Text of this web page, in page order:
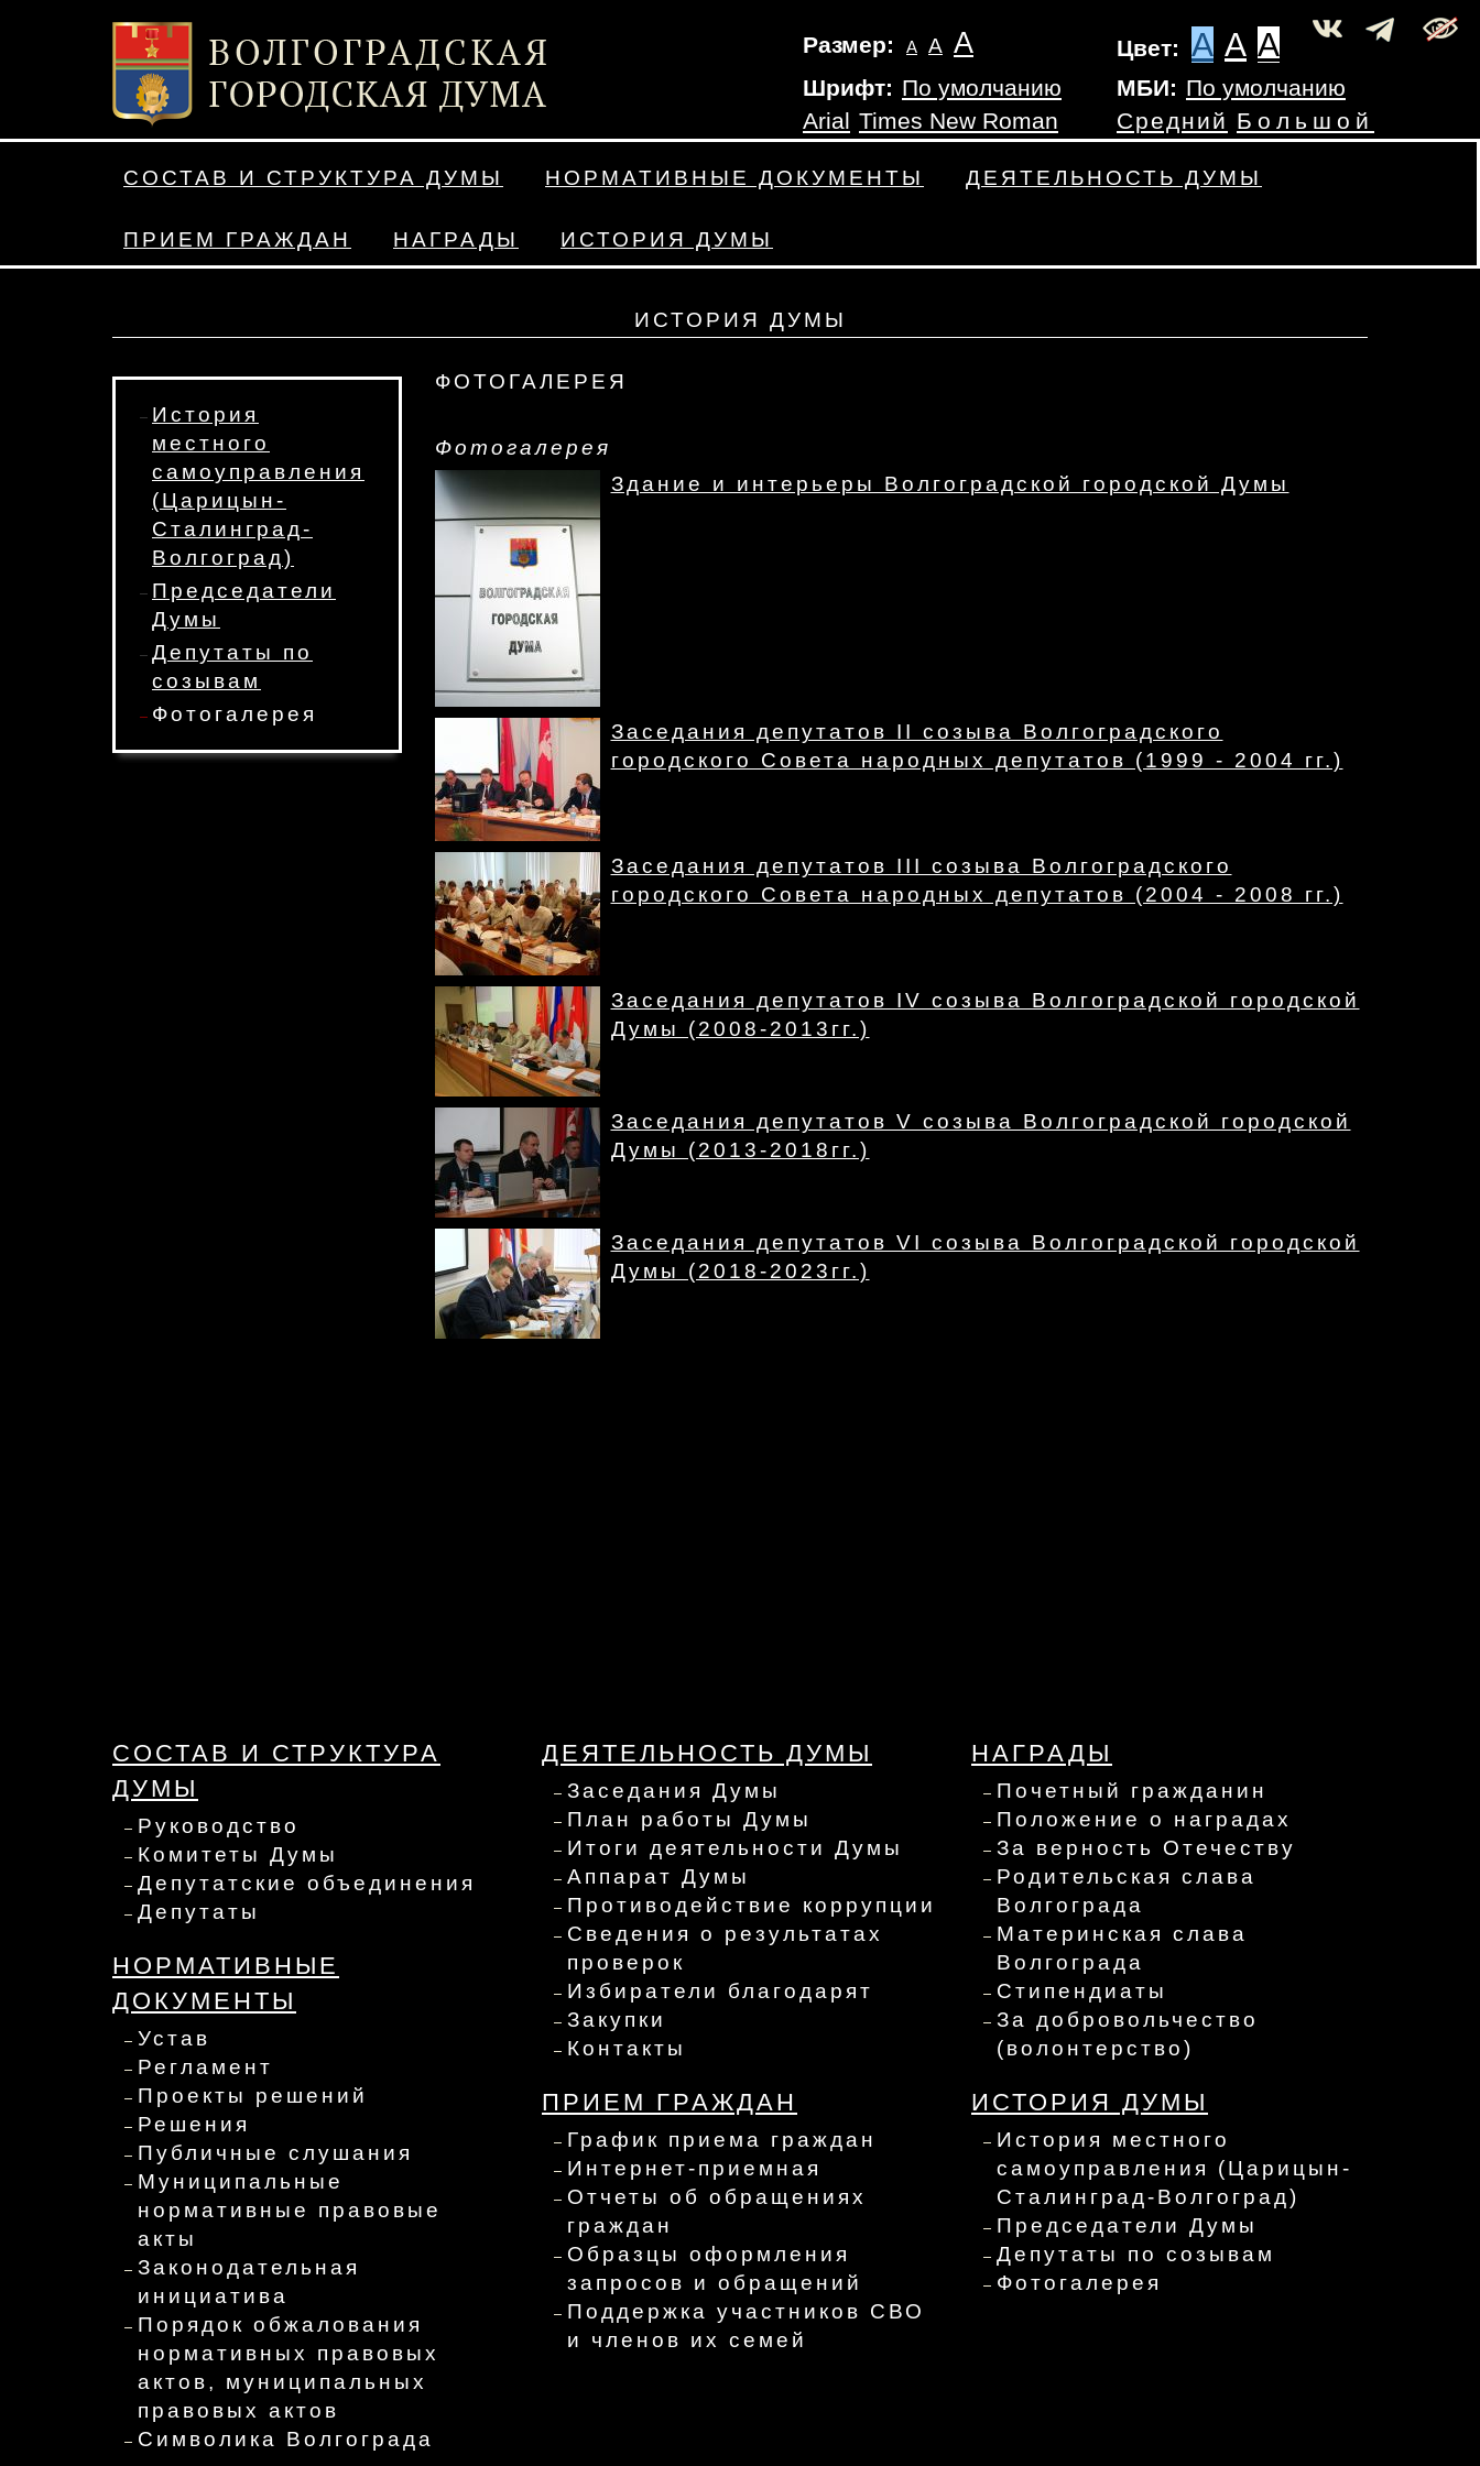
Размер: А А А Цвет: A A A
Шрифт: По умолчанию
Arial Times New Roman
МБИ: По умолчанию
Средний Большой
СОСТАВ И СТРУКТУРА ДУМЫ НОРМАТИВНЫЕ ДОКУМЕНТЫ ДЕЯТЕЛЬНОСТЬ ДУМЫ
ПРИЕМ ГРАЖДАН НАГРАДЫ ИСТОРИЯ ДУМЫ
ИСТОРИЯ ДУМЫ
История
местного
самоуправления
(Царицын-
Сталинград-
Волгоград)
Председатели
Думы
Депутаты по
созывам
Фотогалерея
ФОТОГАЛЕРЕЯ
Фотогалерея
Здание и интерьеры Волгоградской городской Думы
Заседания депутатов II созыва Волгоградского
городского Совета народных депутатов (1999 - 2004 гг.)
Заседания депутатов III созыва Волгоградского
городского Совета народных депутатов (2004 - 2008 гг.)
Заседания депутатов IV созыва Волгоградской городской
Думы (2008-2013гг.)
Заседания депутатов V созыва Волгоградской городской
Думы (2013-2018гг.)
Заседания депутатов VI созыва Волгоградской городской
Думы (2018-2023гг.)
СОСТАВ И СТРУКТУРА
ДУМЫ
Руководство
Комитеты Думы
Депутатские объединения
Депутаты
НОРМАТИВНЫЕ
ДОКУМЕНТЫ
Устав
Регламент
Проекты решений
Решения
Публичные слушания
Муниципальные
нормативные правовые
акты
Законодательная
инициатива
Порядок обжалования
нормативных правовых
актов, муниципальных
правовых актов
Символика Волгограда
ДЕЯТЕЛЬНОСТЬ ДУМЫ
Заседания Думы
План работы Думы
Итоги деятельности Думы
Аппарат Думы
Противодействие коррупции
Сведения о результатах
проверок
Избиратели благодарят
Закупки
Контакты
ПРИЕМ ГРАЖДАН
График приема граждан
Интернет-приемная
Отчеты об обращениях
граждан
Образцы оформления
запросов и обращений
Поддержка участников СВО
и членов их семей
НАГРАДЫ
Почетный гражданин
Положение о наградах
За верность Отечеству
Родительская слава
Волгограда
Материнская слава
Волгограда
Стипендиаты
За добровольчество
(волонтерство)
ИСТОРИЯ ДУМЫ
История местного
самоуправления (Царицын-
Сталинград-Волгоград)
Председатели Думы
Депутаты по созывам
Фотогалерея